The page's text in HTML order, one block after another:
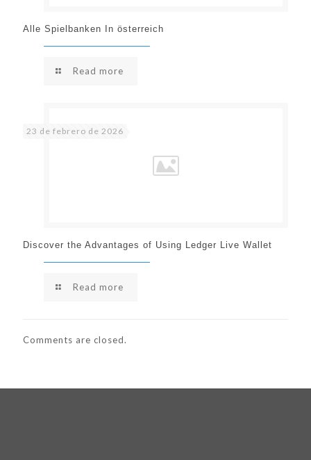
Alle Spielbanken In österreich
Read more
23 de febrero de 2026
Discover the Advantages of Using Ledger Live Wallet
Read more
Comments are closed.